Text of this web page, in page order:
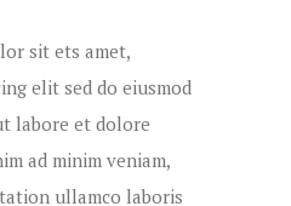
sit ets amet,
elit sed do eiusmod
labore et dolore
ad minim veniam,
ullamco laboris